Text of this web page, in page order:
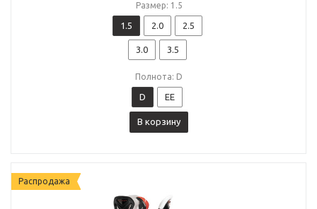
Размер: 1.5
1.5 2.0 2.5
3.0 3.5
Полнота: D
D EE
В корзину
Распродажа